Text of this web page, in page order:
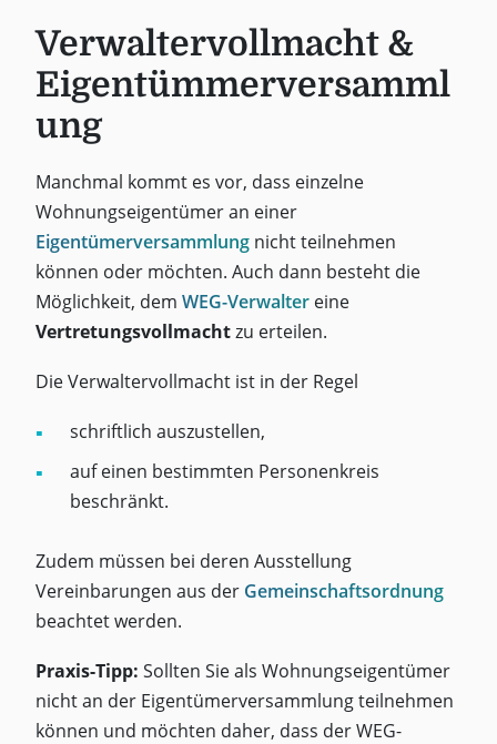
Verwaltervollmacht &
Eigentümmerversamml
ung
Manchmal kommt es vor, dass einzelne
Wohnungseigentümer an einer
Eigentümerversammlungnicht teilnehmen
können oder möchten. Auch dann besteht die
Möglichkeit, dem WEG-Verwaltereine
Vertretungsvollmachtzu erteilen.
Die Verwaltervollmacht ist in der Regel
schriftlich auszustellen,
auf einen bestimmten Personenkreis
beschränkt.
Zudem müssen bei deren Ausstellung
Vereinbarungen aus der Gemeinschaftsordnung
beachtet werden.
Praxis-Tipp: Sollten Sie als Wohnungseigentümer
nicht an der Eigentümerversammlung teilnehmen
können und möchten daher, dass der WEG-